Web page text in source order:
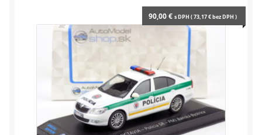
90,00€ s DPH (73,17€bez DPH )